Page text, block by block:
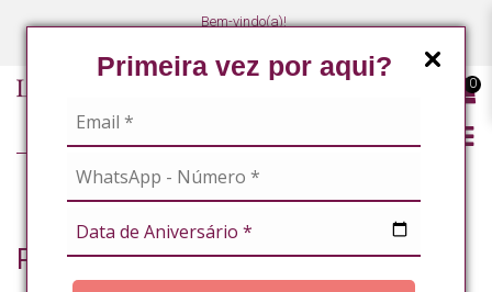
Primeira vez por aqui?
Bem-vindo(a)!
0
Posts com as tags: networking